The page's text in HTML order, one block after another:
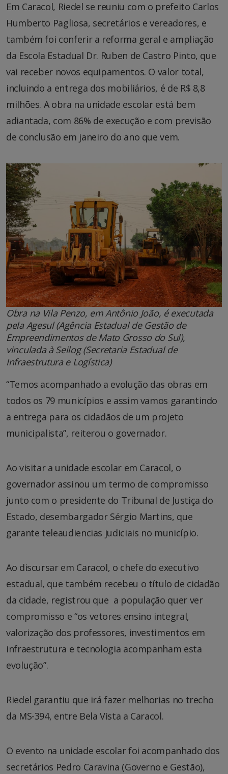
Em Caracol, Riedel se reuniu com o prefeito Carlos
Humberto Pagliosa, secretários e vereadores, e
também foi conferir a reforma geral e ampliação
da Escola Estadual Dr. Ruben de Castro Pinto, que
vai receber novos equipamentos. O valor total,
incluindo a entrega dos mobiliários, é de R$ 8,8
milhões. A obra na unidade escolar está bem
adiantada, com 86% de execução e com previsão
de conclusão em janeiro do ano que vem.
Obra na Vila Penzo, em Antônio João, é executada
pela Agesul (Agência Estadual de Gestão de
Empreendimentos de Mato Grosso do Sul),
vinculada à Seilog (Secretaria Estadual de
Infraestrutura e Logística)
“Temos acompanhado a evolução das obras em
todos os 79 municípios e assim vamos garantindo
a entrega para os cidadãos de um projeto
municipalista”, reiterou o governador.
Ao visitar a unidade escolar em Caracol, o
governador assinou um termo de compromisso
junto com o presidente do Tribunal de Justiça do
Estado, desembargador Sérgio Martins, que
garante teleaudiencias judiciais no município.
Ao discursar em Caracol, o chefe do executivo
estadual, que também recebeu o título de cidadão
da cidade, registrou que a população quer ver
compromisso e “os vetores ensino integral,
valorização dos professores, investimentos em
infraestrutura e tecnologia acompanham esta
evolução”.
Riedel garantiu que irá fazer melhorias no trecho
da MS-394, entre Bela Vista a Caracol.
O evento na unidade escolar foi acompanhado dos
secretários Pedro Caravina (Governo e Gestão),